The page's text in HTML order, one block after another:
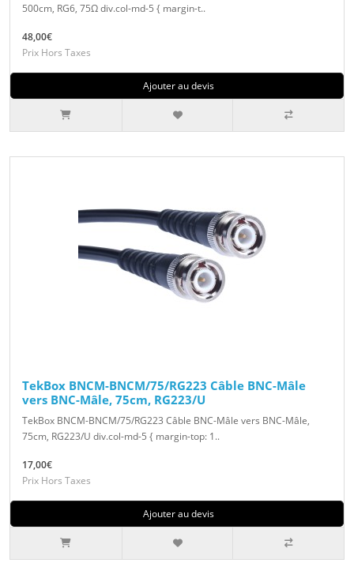
500cm, RG6, 75Ω div.col-md-5 { margin-t..
48,00€
Prix Hors Taxes
Ajouter au devis
TekBox BNCM-BNCM/75/RG223 Câble BNC-Mâle
vers BNC-Mâle, 75cm, RG223/U
TekBox BNCM-BNCM/75/RG223 Câble BNC-Mâle vers BNC-Mâle,
75cm, RG223/U div.col-md-5 { margin-top: 1..
17,00€
Prix Hors Taxes
Ajouter au devis